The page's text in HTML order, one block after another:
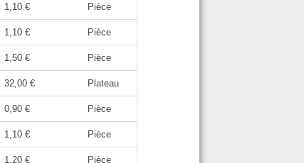
1,10 € Pièce
1,10 € Pièce
1,50 € Pièce
32,00 € Plateau
0,90 € Pièce
1,10 € Pièce
1,20 € Pièce